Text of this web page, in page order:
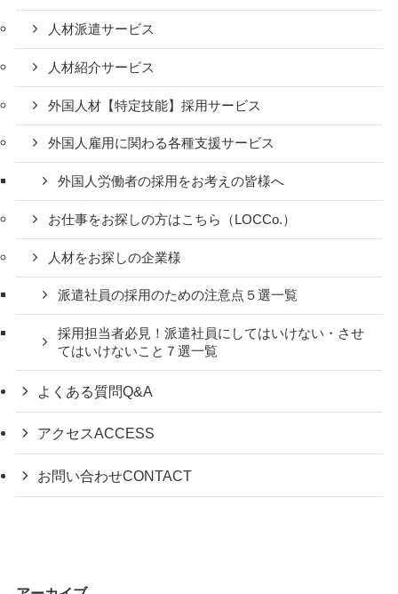
人材派遣サービス
人材紹介サービス
外国人材【特定技能】採用サービス
外国人雇用に関わる各種支援サービス
外国人労働者の採用をお考えの皆様へ
お仕事をお探しの方はこちら（LOCCo.）
人材をお探しの企業様
派遣社員の採用のための注意点５選一覧
採用担当者必見！派遣社員にしてはいけない・させ
てはいけないこと７選一覧
よくある質問Q&A
アクセスACCESS
お問い合わせCONTACT